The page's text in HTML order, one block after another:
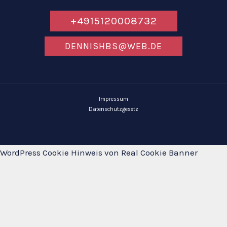
+4915120008732
DENNISHBS@WEB.DE
Impressum
Datenschutzgesetz
WordPress Cookie Hinweis von Real Cookie Banner